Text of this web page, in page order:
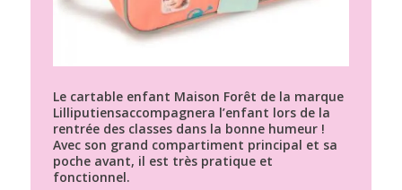
Le cartable enfant Maison Forêt de la marque
Lilliputiensaccompagnera l’enfant lors de la
rentrée des classes dans la bonne humeur !
Avec son grand compartiment principal et sa
poche avant, il est très pratique et
fonctionnel.